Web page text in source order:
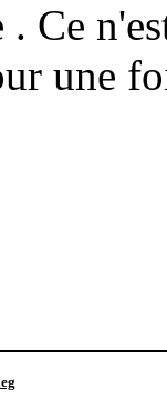
Ce
une